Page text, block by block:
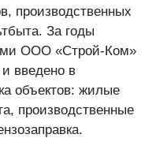
производственных
За годы
ООО «Строй-Ком»
и введено в
объектов: жилые
производственные